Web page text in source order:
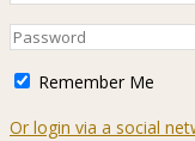
Remember Me
Or login via a social